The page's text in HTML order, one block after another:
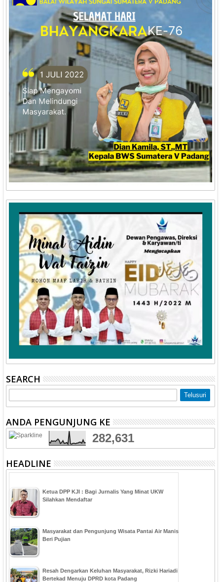
SEARCH
ANDA PENGUNJUNG KE
282,631
HEADLINE
Ketua DPP KJI : Bagi Jurnalis Yang Minat UKW
Silahkan Mendaftar
Masyarakat dan Pengunjung Wisata Pantai Air Manis
Beri Pujian
Resah Dengarkan Keluhan Masyarakat, Rizki Hariadi
Bertekad Menuju DPRD kota Padang